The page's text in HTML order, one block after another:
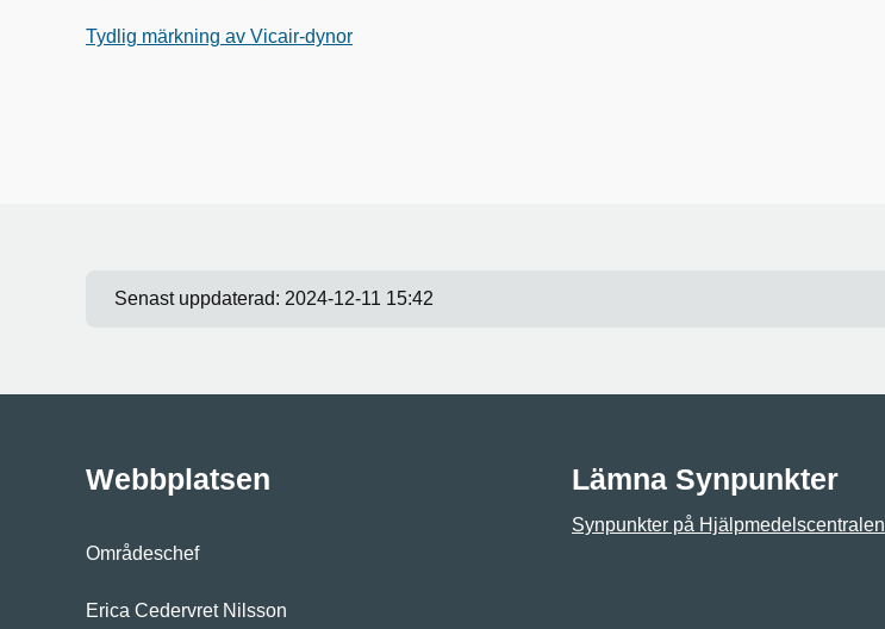
Tydlig märkning av Vicair-dynor
Senast uppdaterad: 2024-12-11 15:42
Webbplatsen
Områdeschef
Erica Cedervret Nilsson
Lämna Synpunkter
Synpunkter på Hjälpmedelscentralen